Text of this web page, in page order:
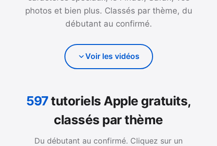
photos et bien plus. Classés par thème, du
débutant au confirmé.
Voir les vidéos
597tutoriels Apple gratuits,
classés par thème
Du débutant au confirmé. Cliquez sur un